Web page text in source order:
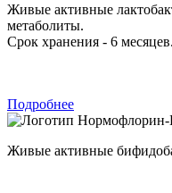
Живые активные
метаболиты.
Срок хранения - 6 месяцев.
Подробнее
Нормофлорин-
Живые активные